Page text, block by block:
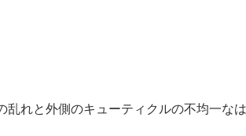
れと外側のキューティクルの不均一なは